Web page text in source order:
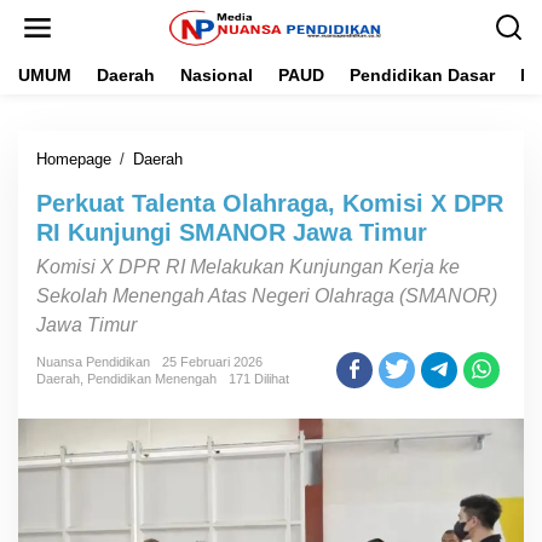
UMUM Daerah Nasional PAUD Pendidikan Dasar
Homepage / Daerah
r
k
u
a
t
l
e
t
a
O
h
Perkuat Talenta Olahraga, Komisi X DPR
RI Kunjungi SMANOR Jawa Timur
Komisi X DPR RI Melakukan Kunjungan Kerja ke
Sekolah Menengah Atas Negeri Olahraga (SMANOR)
Jawa Timur
Nuansa Pendidikan
25 Februari 2026
Daerah Pendidikan Menengah 171 Dilihat